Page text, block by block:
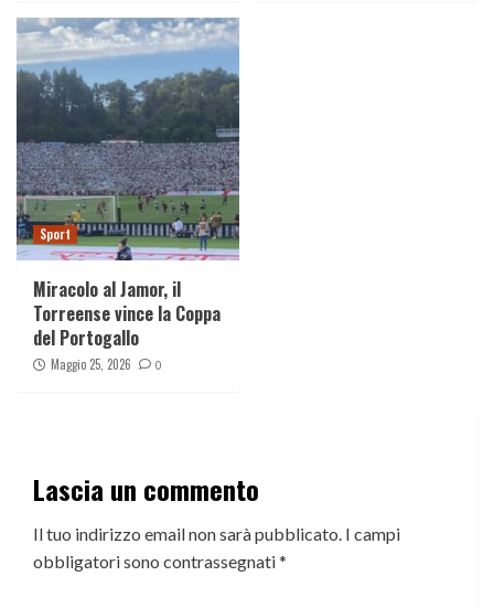
Sport
Miracolo al Jamor, il
Torreense vince la Coppa
del Portogallo
Maggio 25, 2026 0
Lascia un commento
Il tuo indirizzo email non sarà pubblicato. I campi
obbligatori sono contrassegnati*